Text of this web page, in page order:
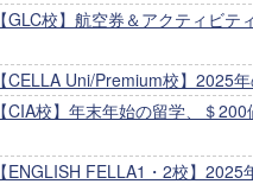
【GLC校】航空券＆アクティビテ
【CELLA Uni/Premium校】2025
【CIA校】年末年始の留学、＄
【ENGLISH FELLA1・2校】2025